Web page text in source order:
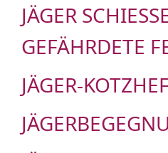
JÄGER
EFÄHRDETE
JÄGER-